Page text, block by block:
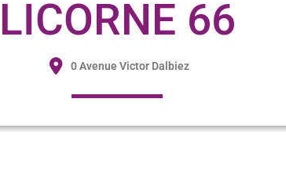
LICORNE 66
0 Avenue Victor Dalbiez